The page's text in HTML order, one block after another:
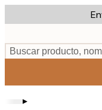
to
content.
Buscar producto,
▸